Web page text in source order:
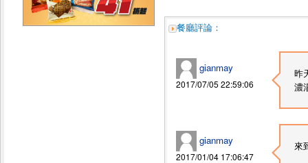
餐廳評論：
gianmay
2017/07/05 22:59:06
昨
濃
gianmay
2017/01/04 17:06:47
來